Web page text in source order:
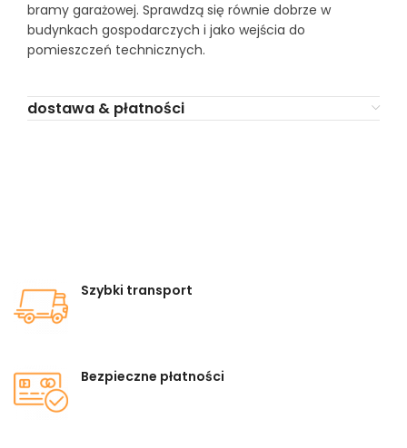
bramy garażowej. Sprawdzą się równie dobrze w
budynkach gospodarczych i jako wejścia do
pomieszczeń technicznych.
dostawa & płatności
Szybki transport
Bezpieczne płatności